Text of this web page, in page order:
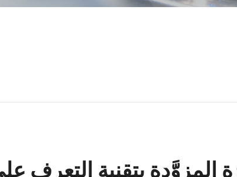
المزوَّدة بتقنية التعرف